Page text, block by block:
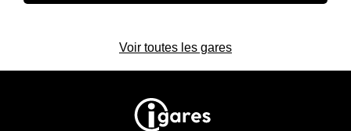
Voir toutes les gares